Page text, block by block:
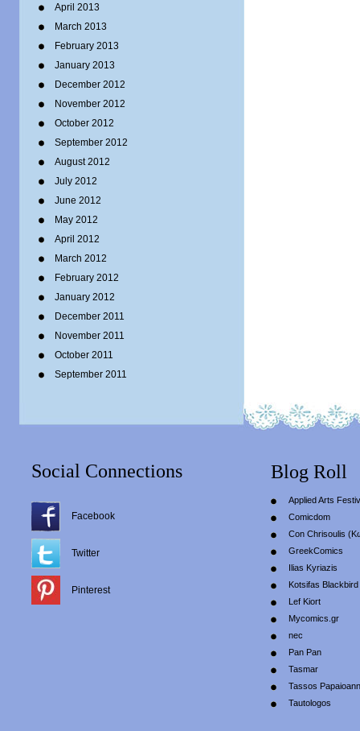
April 2013
March 2013
February 2013
January 2013
December 2012
November 2012
October 2012
September 2012
August 2012
July 2012
June 2012
May 2012
April 2012
March 2012
February 2012
January 2012
December 2011
November 2011
October 2011
September 2011
Social Connections
Facebook
Twitter
Pinterest
Blog Roll
Applied Arts
Comicdom
Con Chrisoulis
GreekComics
Ilias Kyriazis
Kotsifas Blackbird
Lef Kiort
Mycomics.gr
nec
Pan Pan
Tasmar
Tassos
Tautologos